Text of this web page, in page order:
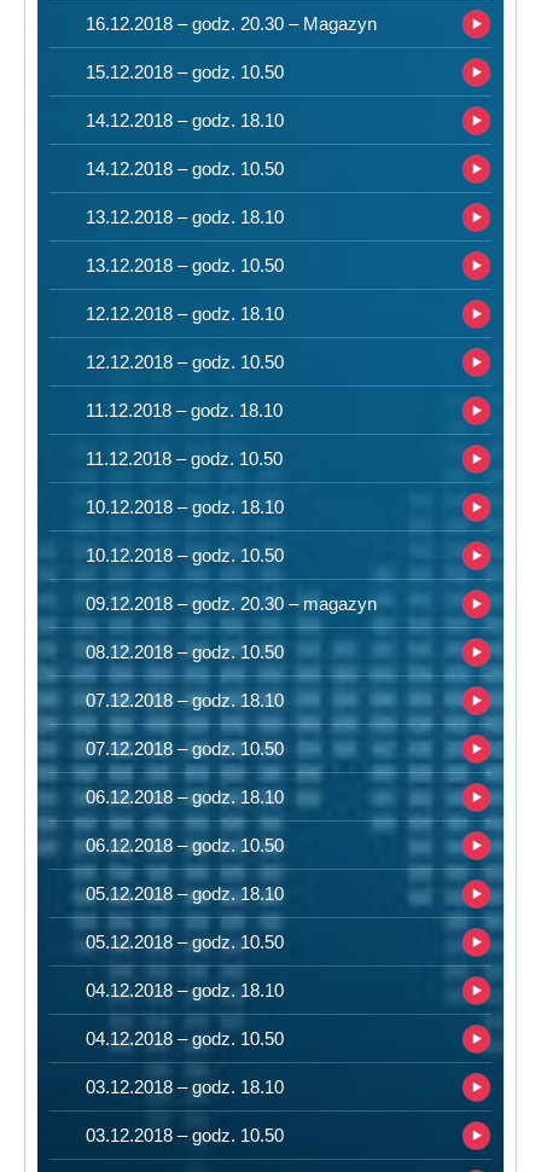
16.12.2018 – godz. 20.30 – Magazyn
15.12.2018 – godz. 10.50
14.12.2018 – godz. 18.10
14.12.2018 – godz. 10.50
13.12.2018 – godz. 18.10
13.12.2018 – godz. 10.50
12.12.2018 – godz. 18.10
12.12.2018 – godz. 10.50
11.12.2018 – godz. 18.10
11.12.2018 – godz. 10.50
10.12.2018 – godz. 18.10
10.12.2018 – godz. 10.50
09.12.2018 – godz. 20.30 – magazyn
08.12.2018 – godz. 10.50
07.12.2018 – godz. 18.10
07.12.2018 – godz. 10.50
06.12.2018 – godz. 18.10
06.12.2018 – godz. 10.50
05.12.2018 – godz. 18.10
05.12.2018 – godz. 10.50
04.12.2018 – godz. 18.10
04.12.2018 – godz. 10.50
03.12.2018 – godz. 18.10
03.12.2018 – godz. 10.50